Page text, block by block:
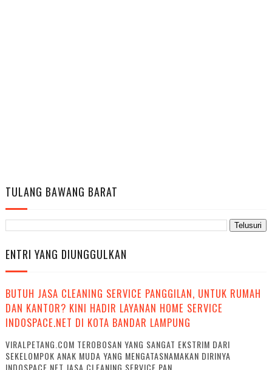
TULANG BAWANG BARAT
ENTRI YANG DIUNGGULKAN
BUTUH JASA CLEANING SERVICE PANGGILAN, UNTUK RUMAH
DAN KANTOR? KINI HADIR LAYANAN HOME SERVICE
INDOSPACE.NET DI KOTA BANDAR LAMPUNG
VIRALPETANG.COM TEROBOSAN YANG SANGAT EKSTRIM DARI
SEKELOMPOK ANAK MUDA YANG MENGATASNAMAKAN DIRINYA
INDOSPACE.NET JASA CLEANING SERVICE PAN...